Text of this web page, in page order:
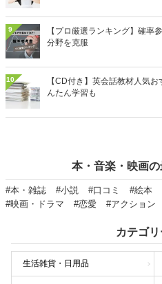
9
【プロ厳選ランキング】確率
分野を克服
10
【CD付き】英会話教材人気
んたん学習も
本・音楽・映画
#本・雑誌 #小説 #口コミ #絵本
#映画・ドラマ
#恋愛 #アクション
カテゴ
生活雑貨・日用品